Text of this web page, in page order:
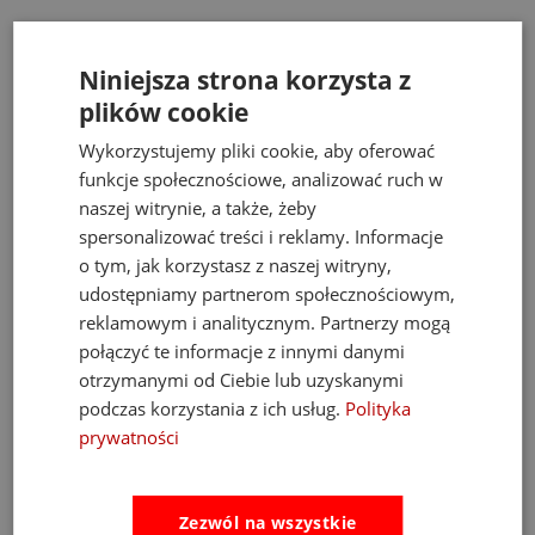
Niniejsza strona korzysta z
plików cookie
Wykorzystujemy pliki cookie, aby oferować
funkcje społecznościowe, analizować ruch w
naszej witrynie, a także, żeby
spersonalizować treści i reklamy. Informacje
o tym, jak korzystasz z naszej witryny,
udostępniamy partnerom społecznościowym,
reklamowym i analitycznym. Partnerzy mogą
połączyć te informacje z innymi danymi
otrzymanymi od Ciebie lub uzyskanymi
podczas korzystania z ich usług. Polityka
prywatności
Zezwól na wszystkie